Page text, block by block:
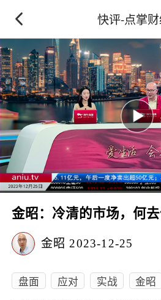
快评-点掌
金昭：冷清的市场，何去
金昭 2023-12-25
盘面 应对 实战 金昭